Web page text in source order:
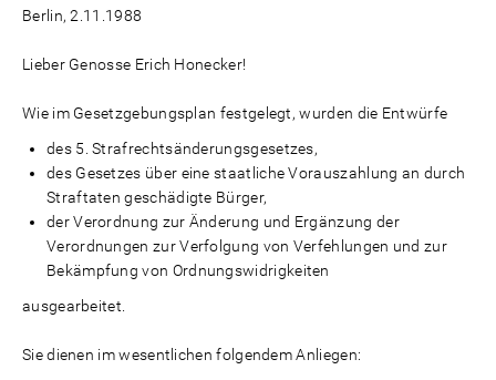
Berlin, 2.11.1988
Lieber Genosse Erich Honecker!
Wie im Gesetzgebungsplan festgelegt, wurden die Entwürfe
des 5. Strafrechtsänderungsgesetzes,
des Gesetzes über eine staatliche Vorauszahlung an durch
Straftaten geschädigte Bürger,
der Verordnung zur Änderung und Ergänzung der
Verordnungen zur Verfolgung von Verfehlungen und zur
Bekämpfung von Ordnungswidrigkeiten
ausgearbeitet.
Sie dienen im wesentlichen folgendem Anliegen: